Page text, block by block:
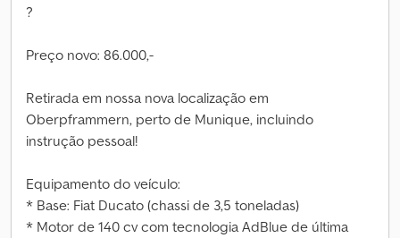
?
Preço novo: 86.000,-
Retirada em nossa nova localização em
Oberpframmern, perto de Munique, incluindo
instrução pessoal!
Equipamento do veículo:
* Base: Fiat Ducato (chassi de 3,5 toneladas)
* Motor de 140 cv com tecnologia AdBlue de última